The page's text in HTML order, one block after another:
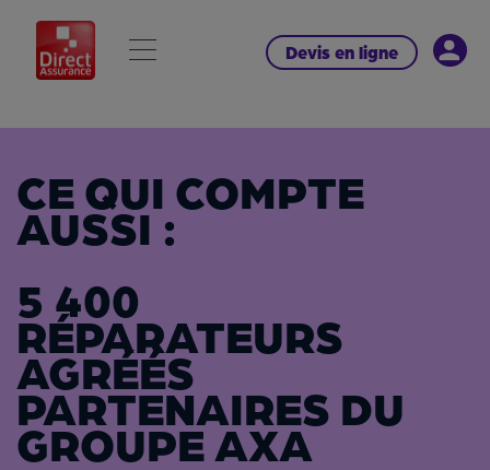
Devis en ligne
CE QUI COMPTE
AUSSI :
5 400
RÉPARATEURS
AGRÉÉS
PARTENAIRES DU
GROUPE AXA